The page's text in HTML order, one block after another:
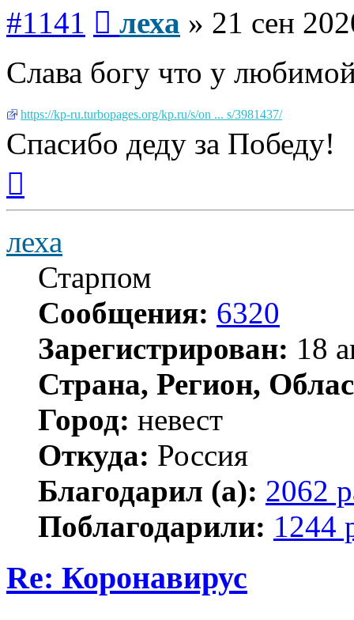
#1141 леха » 21 сен
Слава богу что у
https://kp-ru.turbopages.org/kp.ru/s/on ... s/3981437/
Спасибо деду за Победу!
началу
леха
Старпом
Сообщения: 6320
Зарегистрирован: 18
Страна, Регион,
Город: невест
Откуда: Россия
Благодарил (а): 2062
Поблагодарили: 1244
Re: Коронавирус